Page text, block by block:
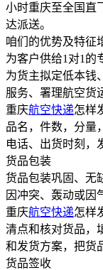
小时重庆至全国直
达派送。
咱们的优势及特征
为客户供给1对1的
为货主拟定低本钱
服务、署理航空货
重庆航空快递怎样
品名，件数，分量
电话、出货时刻，
货品包装
货品包装巩固、无
因冲突、轰动或因
重庆航空快递怎样
清点和核对货品，
和发货方案，把货
货品签收